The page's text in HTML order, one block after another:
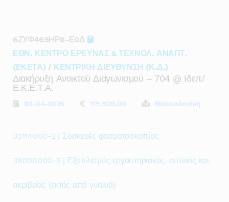
6ΖΥΦ469ΗΡ8-Ε0Δ
ΕΘΝ. ΚΕΝΤΡΟ ΕΡΕΥΝΑΣ & ΤΕΧΝΟΛ. ΑΝΑΠΤ.
(ΕΚΕΤΑ) / ΚΕΝΤΡΙΚΗ ΔΙΕΥΘΥΝΣΗ (Κ.Δ.)
Διακήρυξη Ανοικτού Διαγωνισμού – 704 @ Ιδεπ/
Ε.κ.ε.τ.α.
03-04-2026 119.939,00 Θεσσαλονίκη
33114000-2 | Συσκευές φασματοσκοπίας
38000000-5 | Εξοπλισμός εργαστηριακός, οπτικός και
ακριβείας (εκτός από γυαλιά)